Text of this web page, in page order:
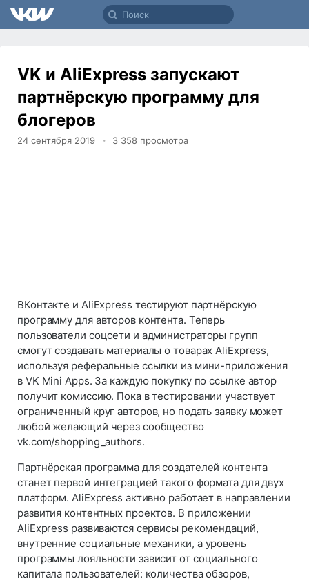
VK и AliExpress запускают
партнёрскую программу для
блогеров
24 сентября 2019 3 358 просмотра
ВКонтакте и AliExpress тестируют партнёрскую
программу для авторов контента. Теперь
пользователи соцсети и администраторы групп
смогут создавать материалы о товарах AliExpress,
используя реферальные ссылки из мини-приложения
в VK Mini Apps. За каждую покупку по ссылке автор
получит комиссию. Пока в тестировании участвует
ограниченный круг авторов, но подать заявку может
любой желающий через сообщество
vk.com/shopping_authors.
Партнёрская программа для создателей контента
станет первой интеграцией такого формата для двух
платформ. AliExpress активно работает в направлении
развития контентных проектов. В приложении
AliExpress развиваются сервисы рекомендаций,
внутренние социальные механики, а уровень
программы лояльности зависит от социального
капитала пользователей: количества обзоров,